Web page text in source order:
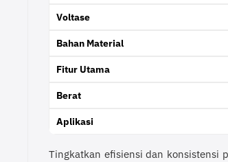
Voltase
Bahan Material
Fitur Utama
Berat
Aplikasi
Tingkatkan efisiensi dan konsistensi